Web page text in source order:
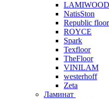
LAMIWOOD
NatisSton
Republic floor
ROYCE
Spark
Texfloor
TheFloor
VINILAM
westerhoff
Zeta
Ламинат